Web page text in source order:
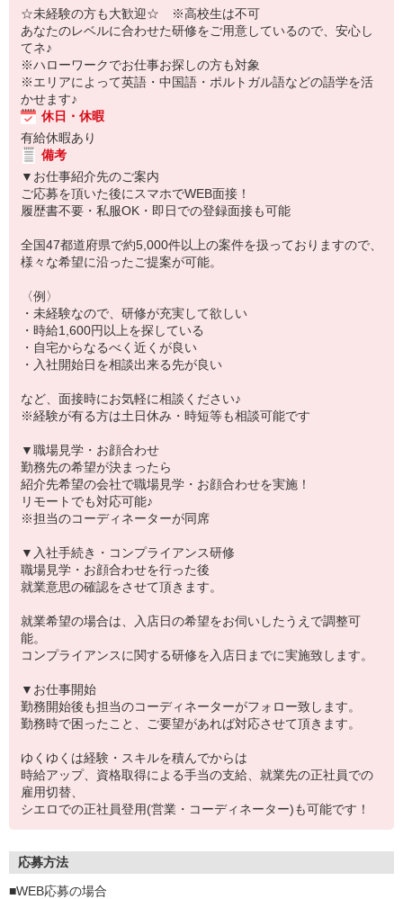
☆未経験の方も大歓迎☆ ※高校生は不可
あなたのレベルに合わせた研修をご用意しているので、安心し
てネ♪
※ハローワークでお仕事お探しの方も対象
※エリアによって英語・中国語・ポルトガル語などの語学を活
かせます♪
休日・休暇
有給休暇あり
備考
▼お仕事紹介先のご案内
ご応募を頂いた後にスマホでWEB面接！
履歴書不要・私服OK・即日での登録面接も可能
全国47都道府県で約5,000件以上の案件を扱っておりますので、
様々な希望に沿ったご提案が可能。
〈例〉
・未経験なので、研修が充実して欲しい
・時給1,600円以上を探している
・自宅からなるべく近くが良い
・入社開始日を相談出来る先が良い
など、面接時にお気軽に相談ください♪
※経験が有る方は土日休み・時短等も相談可能です
▼職場見学・お顔合わせ
勤務先の希望が決まったら
紹介先希望の会社で職場見学・お顔合わせを実施！
リモートでも対応可能♪
※担当のコーディネーターが同席
▼入社手続き・コンプライアンス研修
職場見学・お顔合わせを行った後
就業意思の確認をさせて頂きます。
就業希望の場合は、入店日の希望をお伺いしたうえで調整可
能。
コンプライアンスに関する研修を入店日までに実施致します。
▼お仕事開始
勤務開始後も担当のコーディネーターがフォロー致します。
勤務時で困ったこと、ご要望があれば対応させて頂きます。
ゆくゆくは経験・スキルを積んでからは
時給アップ、資格取得による手当の支給、就業先の正社員での
雇用切替、
シエロでの正社員登用(営業・コーディネーター)も可能です！
応募方法
■WEB応募の場合